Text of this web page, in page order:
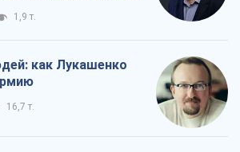
1,9 т.
как Лукашенко
16,7 т.